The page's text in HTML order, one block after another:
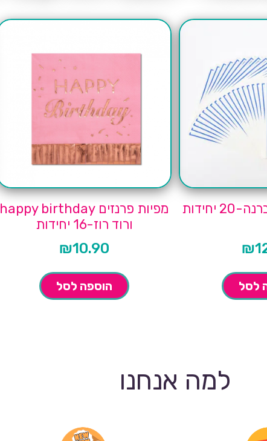
₪
לסל
מפיות פרנזים happy birthday
ורוד רוז-16 יחידות
₪10.90
הוספה לסל
למה אנחנו